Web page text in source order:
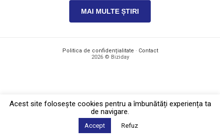
MAI MULTE ȘTIRI
Politica de confidențialitate · Contact
2026 © Biziday
Acest site foloseşte cookies pentru a îmbunătăți experiența ta
de navigare.
Accept Refuz